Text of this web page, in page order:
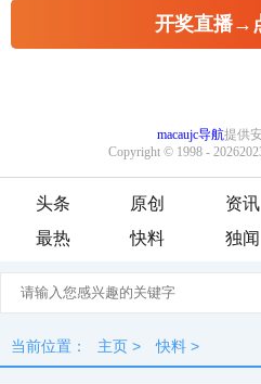
头条 原创 资讯
最热
快料 独闻
当前位置： 主页 > 快料 >